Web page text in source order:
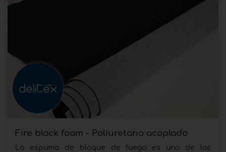
Fire block foam - Poliuretano acoplado
La espuma de bloque de fuego es uno de los